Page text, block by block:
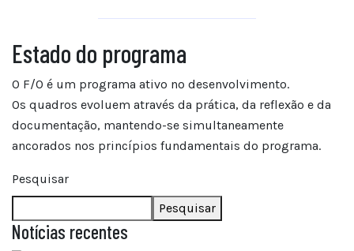
Estado do programa
O F/O é um programa ativo no desenvolvimento.
Os quadros evoluem através da prática, da reflexão e da
documentação, mantendo-se simultaneamente
ancorados nos princípios fundamentais do programa.
Pesquisar
Pesquisar
Notícias recentes